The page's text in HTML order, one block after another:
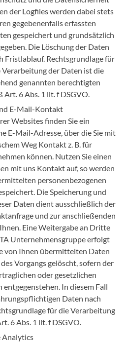
der Logfiles werden dabei stets
gegebenenfalls erfassten
gespeichert und grundsätzlich
Die Löschung der Daten
Fristlablauf. Rechtsgrundlage für
der Daten ist die
genannten berechtigten
Art. 6 Abs. 1 lit. f DSGVO.
E-Mail-Kontakt
Websites finden Sie ein
E-Mail-Adresse, über die Sie mit
Weg Kontakt z. B. für
können. Nutzen Sie einen
mit uns Kontakt auf, so werden
personenbezogenen
Die Speicherung und
Daten dient ausschließlich der
und zur anschließenden
Eine Weitergabe an Dritte
Unternehmensgruppe erfolgt
von Ihnen übermittelten Daten
Vorgangs gelöscht, sofern der
oder gesetzlichen
In diesem Fall
Daten nach
für die Verarbeitung
6 Abs. 1 lit. f DSGVO.
Analytics